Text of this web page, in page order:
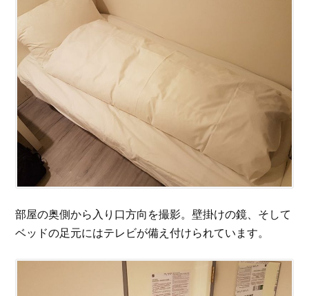
部屋の奥側から入り口方向を撮影。壁掛けの鏡、そして
ベッドの足元にはテレビが備え付けられています。